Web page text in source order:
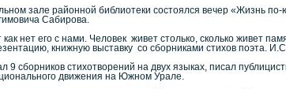
зале районной библиотеки состоялся вечер «Жизнь
Сабирова.
как нет его с нами. Человек живет столько, сколько живет
книжную выставку со сборниками стихов поэта.
9 сборников стихотворений на двух языках, писал
движения на Южном Урале.